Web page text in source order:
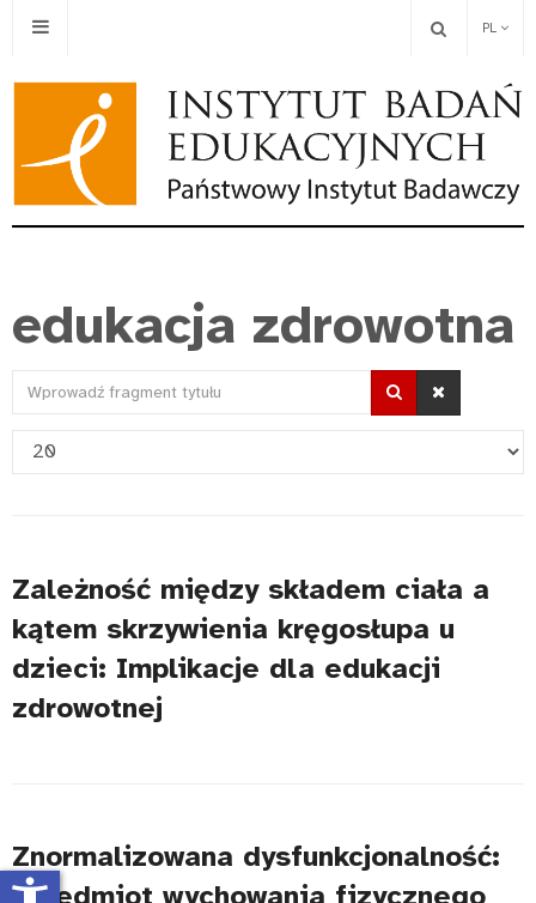
PL
edukacja zdrowotna
Wprowadź
tytułu
Pokaż
Zależność między składem ciała a
kątem skrzywienia kręgosłupa u
dzieci: Implikacje dla edukacji
zdrowotnej
Znormalizowana dysfunkcjonalność: